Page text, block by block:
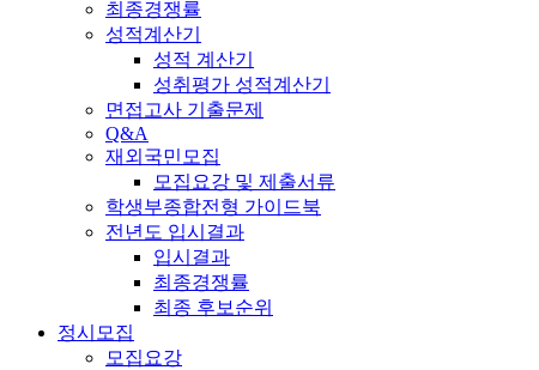
최종경쟁률
성적계산기
성적 계산기
성취평가 성적계산기
면접고사 기출문제
Q&A
재외국민모집
모집요강 및 제출서류
학생부종합전형 가이드북
전년도 입시결과
입시결과
최종경쟁률
최종 후보순위
정시모집
모집요강